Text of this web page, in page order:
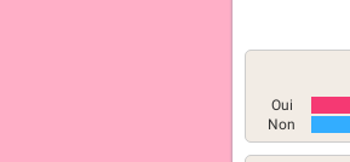
Oui
Non